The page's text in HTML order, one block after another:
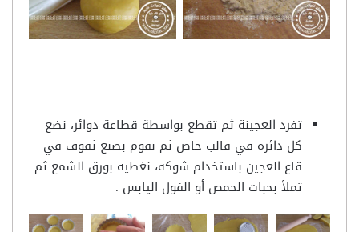
تفرد العجينة ثم تقطع بواسطة قطاعة دوائر، نضع
كل دائرة في قالب خاص ثم نقوم بصنع ثقوف في
قاع العجين باستخدام شوكة، نغطيه بورق الشمع ثم
تملأ بحبات الحمص أو الفول اليابس .